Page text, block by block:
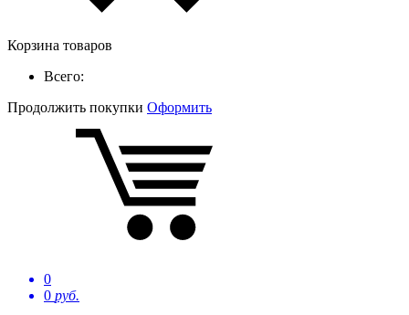
Корзина товаров
Всего:
Продолжить покупки Оформить
0
0 руб.